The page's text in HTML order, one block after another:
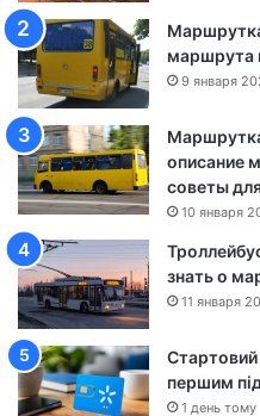
о
ш
а
-
Ч
е
р
к
а
с
с
ы
маршрута
9 января
описание
советы
10 января
знать о
11 января
першим
1 день тому